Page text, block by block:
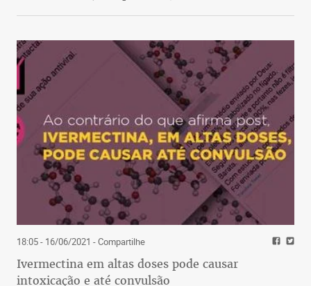
18:05 - 16/06/2021 - Compartilhe
Ivermectina em altas doses pode causar
intoxicação e até convulsão